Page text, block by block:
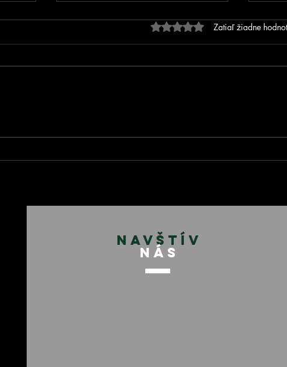
Hodnotenie 0 z 5
Zatiaľ žiadne
NAVŠTÍV
NÁS